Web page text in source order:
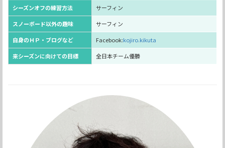
シーズンオフの練習方法
サーフィン
スノーボード以外の趣味
サーフィン
自身のＨＰ・ブログなど
Facebook:kojiro.kikuta
来シーズンに向けての目標
全日本チーム優勝